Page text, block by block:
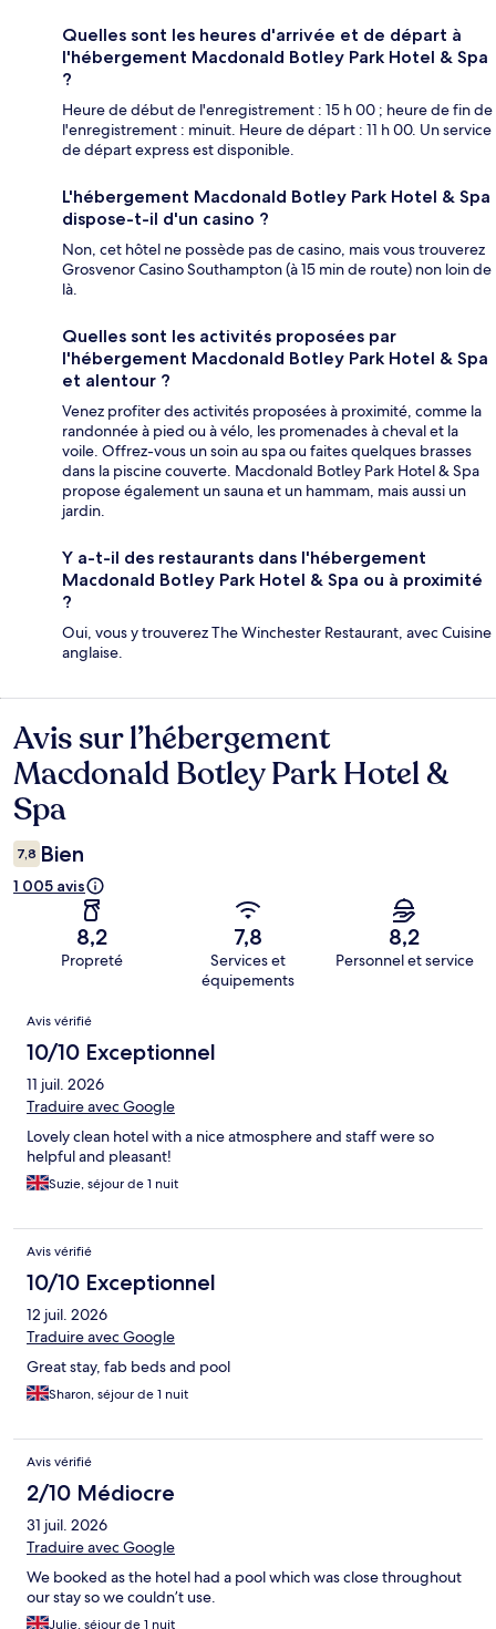
Quelles sont les heures d'arrivée et de départ à
l'hébergement Macdonald Botley Park Hotel & Spa
?
Heure de début de l'enregistrement : 15 h 00 ; heure de fin de
l'enregistrement : minuit. Heure de départ : 11 h 00. Un service
de départ express est disponible.
L'hébergement Macdonald Botley Park Hotel & Spa
dispose-t-il d'un casino ?
Non, cet hôtel ne possède pas de casino, mais vous trouverez
Grosvenor Casino Southampton (à 15 min de route) non loin de
là.
Quelles sont les activités proposées par
l'hébergement Macdonald Botley Park Hotel & Spa
et alentour ?
Venez profiter des activités proposées à proximité, comme la
randonnée à pied ou à vélo, les promenades à cheval et la
voile. Offrez-vous un soin au spa ou faites quelques brasses
dans la piscine couverte. Macdonald Botley Park Hotel & Spa
propose également un sauna et un hammam, mais aussi un
jardin.
Y a-t-il des restaurants dans l'hébergement
Macdonald Botley Park Hotel & Spa ou à proximité
?
Oui, vous y trouverez The Winchester Restaurant, avec Cuisine
anglaise.
Avis
Avis sur l’hébergement
Macdonald Botley Park Hotel &
Spa
7,8 Bien
1 005 avis
8,2
Propreté
7,8
Services et
équipements
8,2
Personnel et service
Avis
Avis vérifié
10/10 Exceptionnel
11 juil. 2026
Traduire avec Google
Lovely clean hotel with a nice atmosphere and staff were so
helpful and pleasant!
Suzie, séjour de 1 nuit
Avis vérifié
10/10 Exceptionnel
12 juil. 2026
Traduire avec Google
Great stay, fab beds and pool
Sharon, séjour de 1 nuit
Avis vérifié
2/10 Médiocre
31 juil. 2026
Traduire avec Google
We booked as the hotel had a pool which was close throughout
our stay so we couldn’t use.
Julie, séjour de 1 nuit